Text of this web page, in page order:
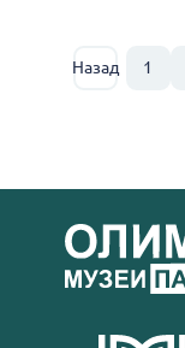
Назад 1